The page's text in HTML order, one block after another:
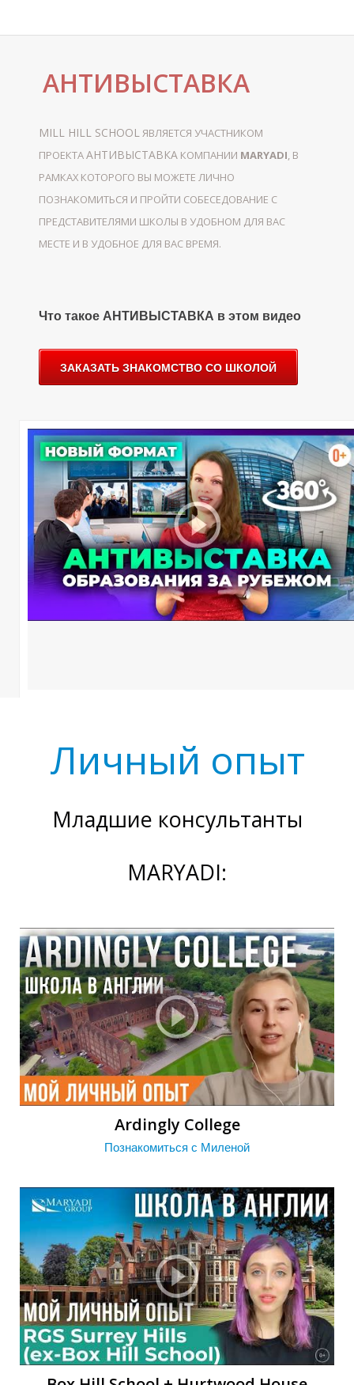
Г
И
П
АНТИВЫСТАВКА
MILL HILL SCHOOLЯВЛЯЕТСЯ УЧАСТНИКОМ
ПРОЕКТААНТИВЫСТАВКА КОМПАНИИ MARYADI, В
РАМКАХ КОТОРОГО ВЫ МОЖЕТЕ ЛИЧНО
ПОЗНАКОМИТЬСЯ И ПРОЙТИ СОБЕСЕДОВАНИЕ С
ПРЕДСТАВИТЕЛЯМИ ШКОЛЫ В УДОБНОМ ДЛЯ ВАС
МЕСТЕ И В УДОБНОЕ ДЛЯ ВАС ВРЕМЯ.
Что такое АНТИВЫСТАВКА в этом видео
ЗАКАЗАТЬ ЗНАКОМСТВО СО ШКОЛОЙ
Личный опыт
Младшие консультанты
MARYADI:
Ardingly Сollege
Познакомиться с Миленой